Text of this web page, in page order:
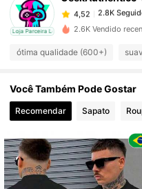
Loja Parceira Local
4,52
2.8K
p***a
4,52 2.8K
4,52 2.8K
4,52 2.8K
4,52 2.8K
2.6K Vendido
ótima qualidade (600+)
Você Também Pode Gostar
Recomendar Sapato